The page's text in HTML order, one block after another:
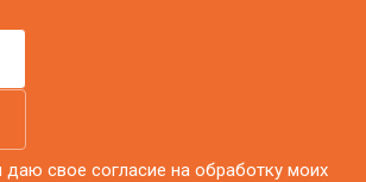
свое согласие на обработку моих